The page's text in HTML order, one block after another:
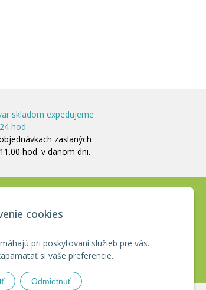
cookies
pri poskytovaní služieb pre vás.
si vaše preferencie.
Odmietnuť
skladom expedujeme
hod.
zaslaných
hod. v danom dni.